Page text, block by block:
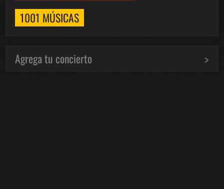
1001 MÚSICAS
Agrega tu concierto